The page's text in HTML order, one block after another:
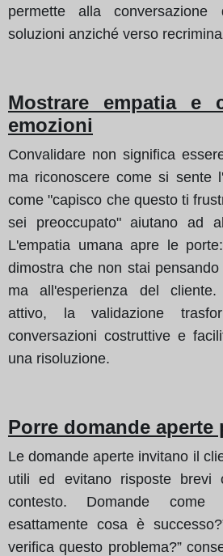
permette alla
soluzioni anziché verso
Mostrare empatia e
emozioni
Convalidare non significa
ma riconoscere come si sente
come "capisco che questo ti
sei preoccupato" aiutano ad
L'empatia umana apre le
dimostra che non stai
ma all'esperienza del cliente.
attivo, la validazione
conversazioni costruttive e
una risoluzione.
Porre domande aperte
Le domande aperte invitano il
utili ed evitano risposte brevi
contesto. Domande come
esattamente cosa è
verifica questo problema?”